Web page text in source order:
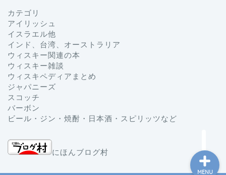
カテゴリ
アイリッシュ
イスラエル他
インド、台湾、オーストラリア
ウィスキー関連の本
ウィスキー雑談
ウィスキペディアまとめ
ジャパニーズ
スコッチ
バーボン
ビール・ジン・焼酎・日本酒・スピリッツなど
にほんブログ村
MENU